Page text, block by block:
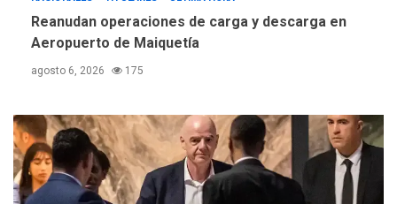
Instituciones estadales se
suman al Plan Agosto de
5
ÚLTIMA HORA
Concejo Municipal de
Mariño respalda a Cámara
de Comercio para reforma
de Ley de Puerto Libre
Reanudan operaciones de carga y descarga en
Aeropuerto de Maiquetía
agosto 6, 2026 175